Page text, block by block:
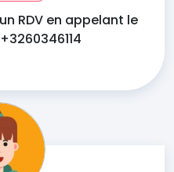
RDV en appelant le